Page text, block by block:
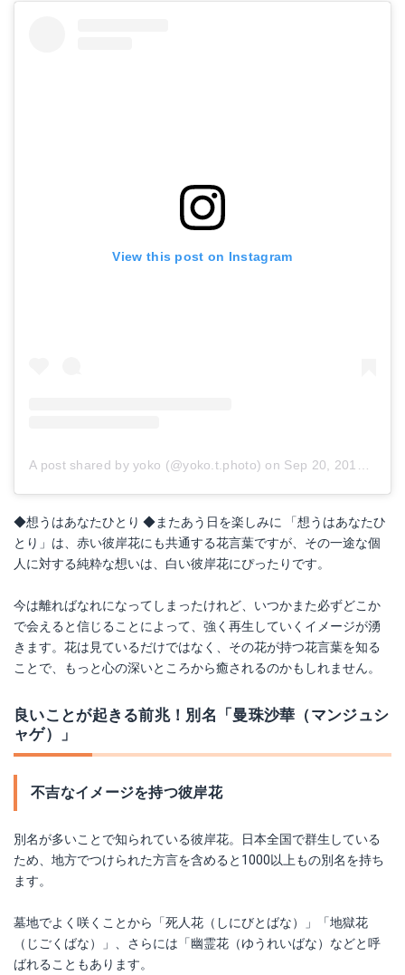
View this post on Instagram
A post shared by yoko (@yoko.t.photo) on Sep 20, 2017 at 12:32am PDT
◆想うはあなたひとり ◆またあう日を楽しみに 「想うはあなたひ
とり」は、赤い彼岸花にも共通する花言葉ですが、その一途な個
人に対する純粋な想いは、白い彼岸花にぴったりです。
今は離ればなれになってしまったけれど、いつかまた必ずどこか
で会えると信じることによって、強く再生していくイメージが湧
きます。花は見ているだけではなく、その花が持つ花言葉を知る
ことで、もっと心の深いところから癒されるのかもしれません。
良いことが起きる前兆！別名「曼珠沙華（マンジュシ
ャゲ）」
不吉なイメージを持つ彼岸花
別名が多いことで知られている彼岸花。日本全国で群生している
ため、地方でつけられた方言を含めると1000以上もの別名を持ち
ます。
墓地でよく咲くことから「死人花（しにびとばな）」「地獄花
（じごくばな）」、さらには「幽霊花（ゆうれいばな）などと呼
ばれることもあります。